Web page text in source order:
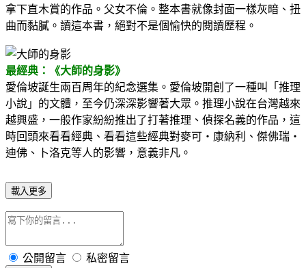
拿下直木賞的作品。父女不倫。整本書就像封面一樣灰暗、扭
曲而黏膩。讀這本書，絕對不是個愉快的閱讀歷程。
最經典：《大師的身影》
愛倫坡誕生兩百周年的紀念選集。愛倫坡開創了一種叫「推理
小說」的文體，至今仍深深影響著大眾。推理小說在台灣越來
越興盛，一般作家紛紛推出了打著推理、偵探名義的作品，這
時回頭來看看經典、看看這些經典對麥可‧康納利、傑佛瑞‧
迪佛、卜洛克等人的影響，意義非凡。
載入更多
公開留言 私密留言